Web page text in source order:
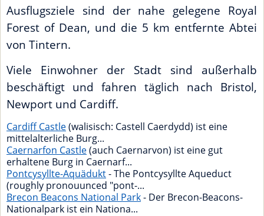
Ausflugsziele sind der nahe gelegene Royal
Forest of Dean, und die 5 km entfernte Abtei
von Tintern.
Viele Einwohner der Stadt sind außerhalb
beschäftigt und fahren täglich nach Bristol,
Newport und Cardiff.
Cardiff Castle(walisisch: Castell Caerdydd) ist eine
mittelalterliche Burg...
Caernarfon Castle(auch Caernarvon) ist eine gut
erhaltene Burg in Caernarf...
Pontcysyllte-Aquädukt- The Pontcysyllte Aqueduct
(roughly pronouunced "pont-...
Brecon Beacons National Park- Der Brecon-Beacons-
Nationalpark ist ein Nationa...